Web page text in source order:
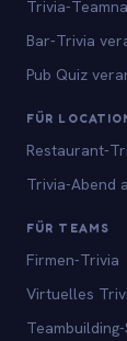
Trivia-
Bar-Trivia
Pub Quiz
FÜR
Restaurant-
Trivia-Abend
FÜR TEAMS
Firmen-Trivia
Virtuelles